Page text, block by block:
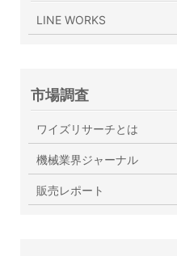
LINE WORKS
市場調査
ワイズリサーチとは
機械業界ジャーナル
販売レポート